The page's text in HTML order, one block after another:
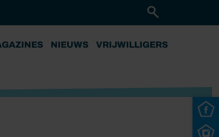
NIEUWS VRIJWILLIGERS